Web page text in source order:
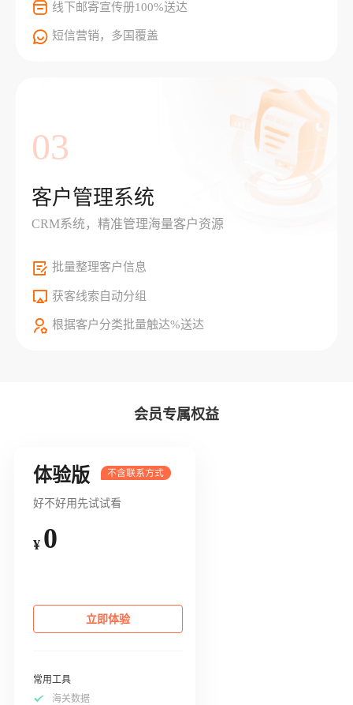
线下邮寄宣传册100%送达
短信营销，多国覆盖
03
客户管理系统
CRM系统，精准管理海量客户资源
批量整理客户信息
获客线索自动分组
根据客户分类批量触达%送达
会员专属权益
体验版
好不好用先试试看
¥ 0
立即体验
常用工具
海关数据